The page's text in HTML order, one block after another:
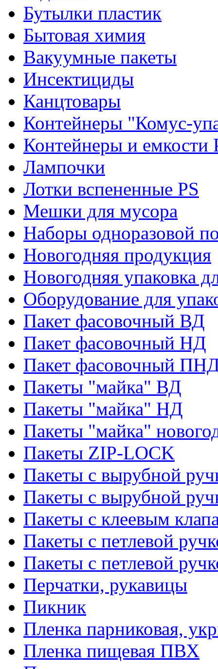
Бутылки пластик
Бытовая химия
Вакуумные пакеты
Инсектициды
Канцтовары
Контейнеры "Комус-
Контейнеры и емкости
Лампочки
Лотки вспененные PS
Мешки для мусора
Наборы одноразовой
Новогодняя продукция
Новогодняя упаковка
Оборудование для
Пакет фасовочный ВД
Пакет фасовочный НД
Пакет фасовочный
Пакеты "майка" ВД
Пакеты "майка" НД
Пакеты "майка"
Пакеты ZIP-LOCK
Пакеты с вырубной
Пакеты с вырубной
Пакеты с клеевым
Пакеты с петлевой
Пакеты с петлевой
Перчатки, рукавицы
Пикник
Пленка парниковая,
Пленка пищевая ПВХ